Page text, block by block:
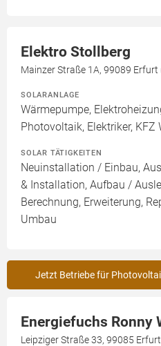
Elektro Stollberg
Mainzer Straße 1A, 99089
SOLARANLAGE
Wärmepumpe,
Photovoltaik, Elektriker, KFZ
SOLAR TÄTIGKEITEN
Neuinstallation / Einbau,
& Installation, Aufbau /
Berechnung, Erweiterung,
Umbau
Jetzt Betriebe für
Energiefuchs Ronny
Leipziger Straße 33, 99085